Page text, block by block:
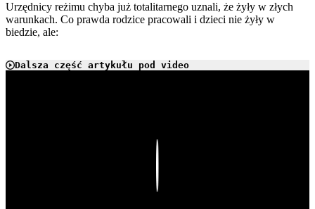
Urzędnicy reżimu chyba już totalitarnego uznali, że żyły w złych
warunkach. Co prawda rodzice pracowali i dzieci nie żyły w
biedzie, ale:
Dalsza część artykułu pod video